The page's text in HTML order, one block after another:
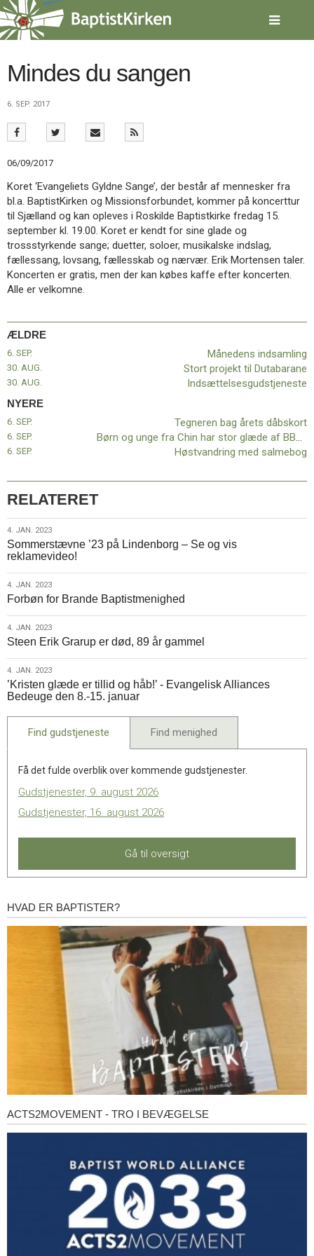
Spring
menu
over
gå
tilbage
forsiden
2.0:
Nyheder
3.0:
Kalender
4.0:
Inspiration
5.0:
Værktøjskassen
6.0:
Mission
7.0:
Om
BaptistKirken
8.0:
Kontakt
9.0:
Forside
11.0:
Kalender
12.0:
Inspiration
13.0:
Værktøjskassen
14.0:
Mission
15.0:
Om
16.0:
Kontakt
Næste
indlæg:
årets
dåbskortForrige
indlæg:
Månedens
indsamling
Mindes du sangen
6. SEP. 2017
06/09/2017
Koret ‘Evangeliets Gyldne Sange’, der består af mennesker fra
bl.a. BaptistKirken og Missionsforbundet, kommer på koncerttur
til Sjælland og kan opleves i Roskilde Baptistkirke fredag 15.
september kl. 19.00. Koret er kendt for sine glade og
trossstyrkende sange; duetter, soloer, musikalske indslag,
fællessang, lovsang, fællesskab og nærvær. Erik Mortensen taler.
Koncerten er gratis, men der kan købes kaffe efter koncerten.
Alle er velkomne.
ÆLDRE
6. SEP. Månedens indsamling
30. AUG. Stort projekt til Dutabarane
30. AUG. Indsættelsesgudstjeneste
NYERE
Tegneren bag årets dåbskort
6. SEP.
Børn og unge fra Chin har stor glæde af BBU medlemskab
6. SEP.
Høstvandring med salmebog
6. SEP.
RELATERET
4.
jan.
2023
4. JAN. 2023
Sommerstævne ’23 på Lindenborg – Se og vis
reklamevideo!
4.
jan.
2023
4. JAN. 2023
Forbøn for Brande Baptistmenighed
4.
jan.
2023
4. JAN. 2023
Steen Erik Grarup er død, 89 år gammel
4.
jan.
2023
4. JAN. 2023
’Kristen glæde er tillid og håb!’ - Evangelisk Alliances
Bedeuge den 8.-15. januar
Find gudstjeneste Find menighed
Få det fulde overblik over kommende gudstjenester.
Gudstjenester, 9. august 2026
Gudstjenester, 16. august 2026
Gå til oversigt
Hvad
HVAD ER BAPTISTER?
Acts2Movement
ACTS2MOVEMENT - TRO I BEVÆGELSE